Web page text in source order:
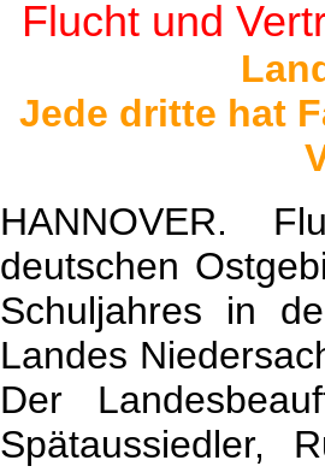
Flucht und
Jede dritte hat
HANNOVER.
deutschen
Schuljahres in
Landes
Der
Spätaussiedler,